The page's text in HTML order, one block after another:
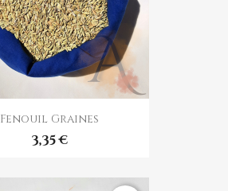
Fenouil Graines
3,35 €